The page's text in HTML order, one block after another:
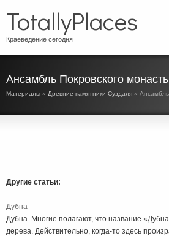
TotallyPlaces
Краеведение сегодня
Ансамбль Покровского
Материалы » Древние памятники Суздаля »
Другие статьи:
Дубна
Дубна. Многие полагают, что название
дерева. Действительно, когда-то здесь